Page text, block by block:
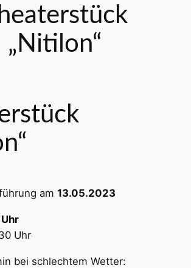
„Nitilon“
am 13.05.2023
Uhr
Uhr
bei schlechtem Wetter: